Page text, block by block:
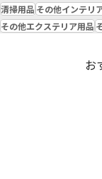
清掃用品 その他インテリ
その他エクステリア用品
お